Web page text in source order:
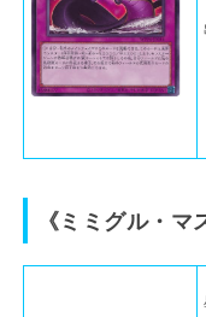
《ミミグル・マ